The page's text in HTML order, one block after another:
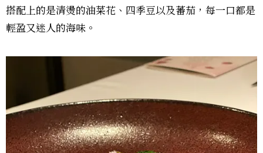
搭配上的是清燙的油菜花、四季豆以及蕃茄，每一口都是
輕盈又迷人的海味。